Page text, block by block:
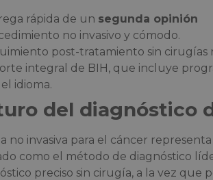
rápida de un segunda opinión
no invasivo y cómodo.
post-tratamiento sin cirugías
integral de BIH, que incluye
idioma.
del diagnóstico
no invasiva para el cáncer
como el método de diagnóstico
preciso sin cirugía, a la vez